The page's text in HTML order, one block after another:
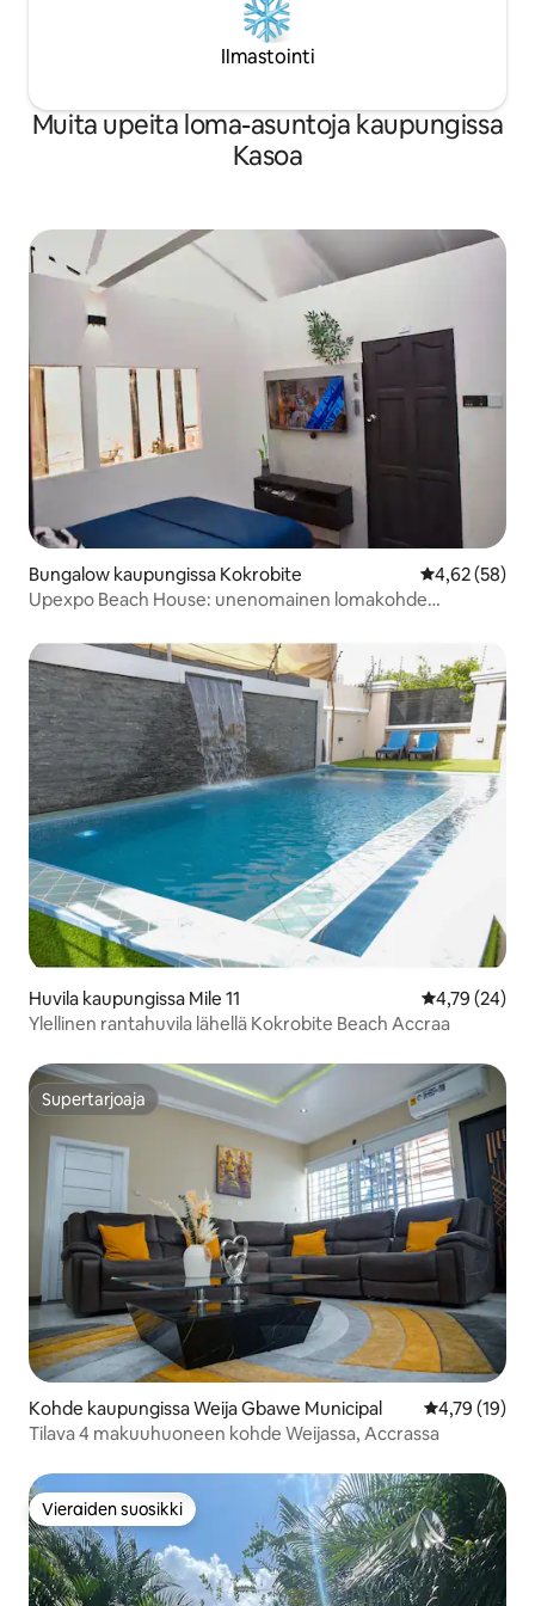
Ilmastointi
Muita upeita loma-asuntoja kaupungissa
Kasoa
Bungalow kaupungissa Kokrobite
4,62 (58)
Upexpo Beach House: unenomainen lomakohde
Huvila kaupungissa Mile 11
4,79 (24)
Ylellinen rantahuvila lähellä Kokrobite Beach Accraa
Supertarjoaja
Supertarjoaja
Kohde kaupungissa Weija Gbawe Municipal
4,79 (19)
Tilava 4 makuuhuoneen kohde Weijassa, Accrassa
Vieraiden suosikki
Vieraiden suosikki